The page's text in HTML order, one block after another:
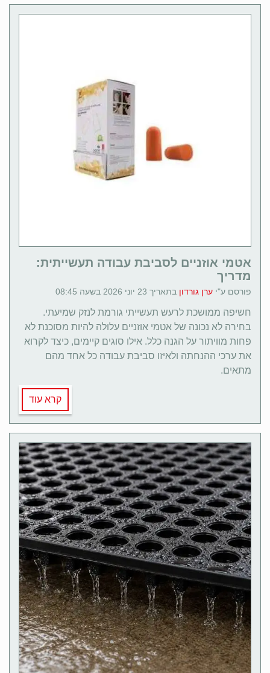
אטמי אוזניים לסביבת עבודה תעשייתית:
מדריך
פורסם ע"י ערן גורדון בתאריך 23 יוני 2026 בשעה 08:45
חשיפה ממושכת לרעש תעשייתי גורמת לנזק שמיעתי.
בחירה לא נכונה של אטמי אוזניים עלולה להיות מסוכנת לא
פחות מוויתור על הגנה כלל. אילו סוגים קיימים, כיצד לקרוא
את ערכי ההנחתה ולאיזו סביבת עבודה כל אחד מהם
מתאים.
קרא עוד